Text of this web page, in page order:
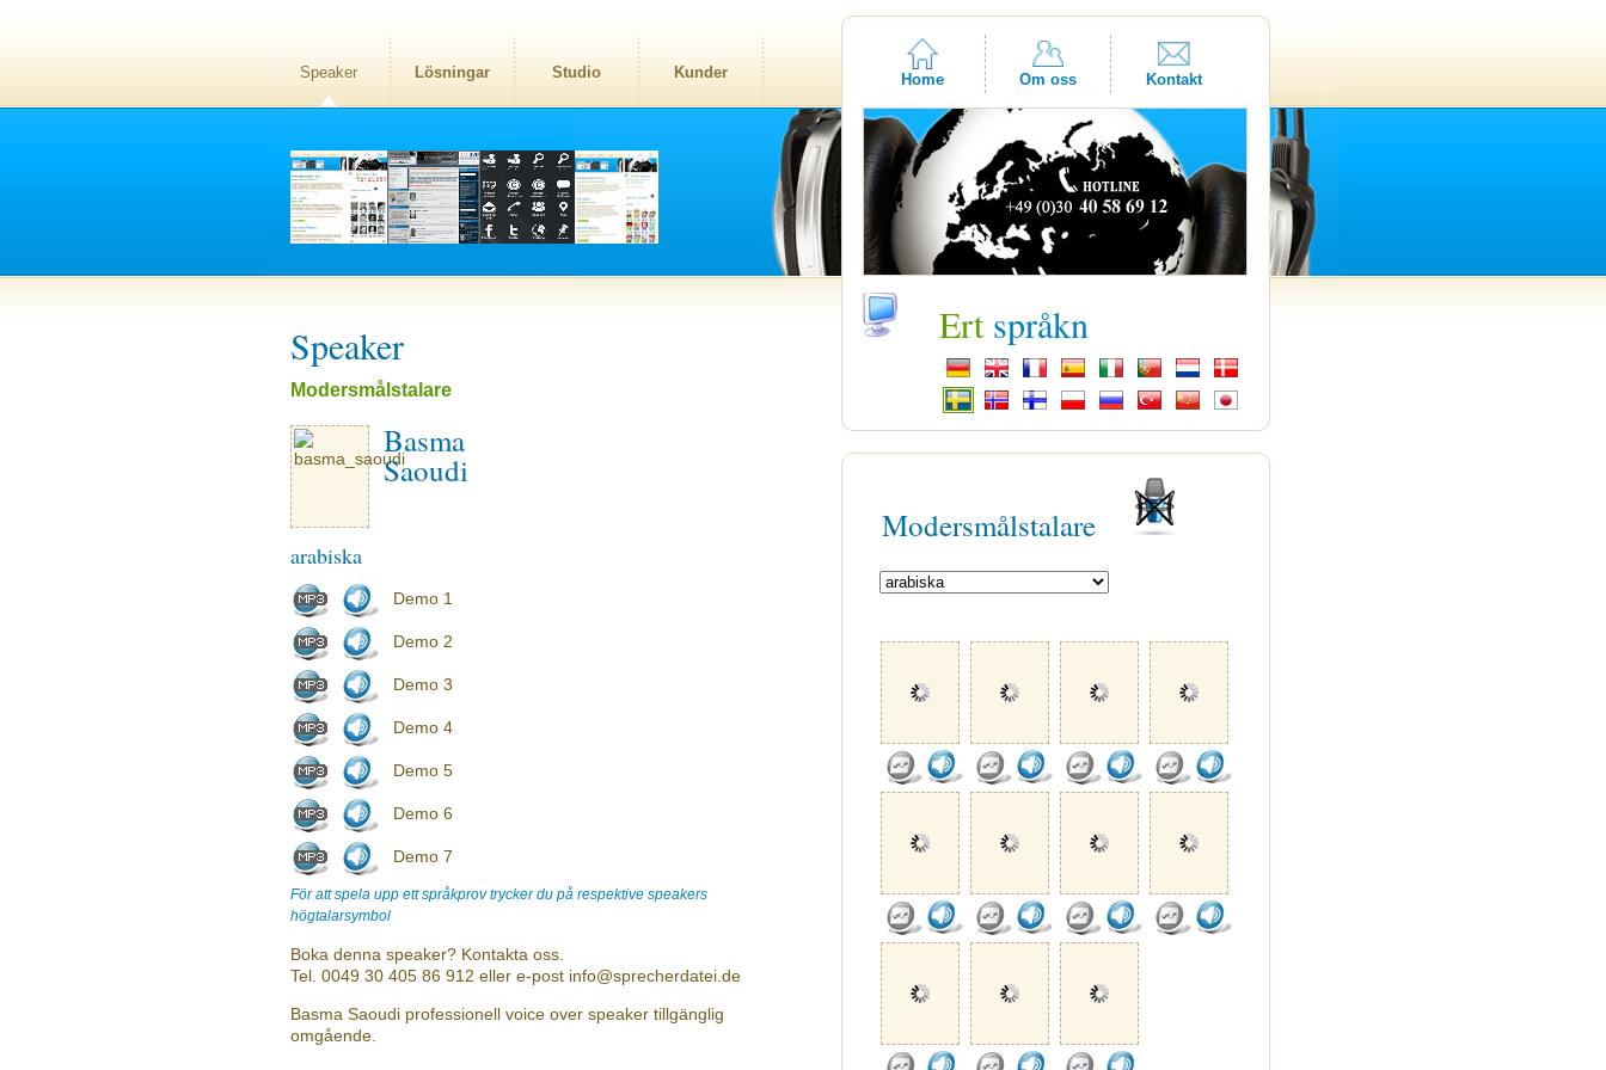
Speaker Lösningar Studio Kunder Home Om oss Kontakt
Speaker
Modersmålstalare
Basma
Saoudi
arabiska
Demo 1
Demo 2
Demo 3
Demo 4
Demo 5
Demo 6
Demo 7
För att spela upp ett språkprov trycker du på respektive speakers
högtalarsymbol
Boka denna speaker? Kontakta oss.
Tel. 0049 30 405 86 912 eller e-post info@sprecherdatei.de
Basma Saoudi professionell voice over speaker tillgänglig
omgående.
Ert språkn
Modersmålstalare